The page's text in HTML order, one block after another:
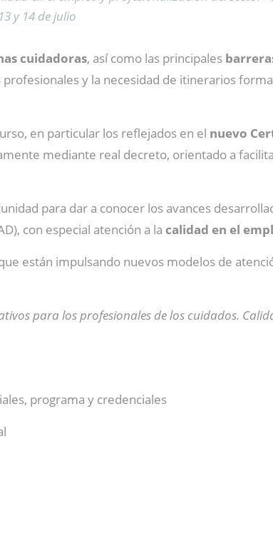
y 14 de julio
cuidadoras, así como las principales
y la necesidad de itinerarios
en particular los reflejados en el nuevo
mediante real decreto, orientado a
para dar a conocer los avances
con especial atención a la calidad en el
están impulsando nuevos modelos de
para los profesionales de los cuidados.
programa y credenciales